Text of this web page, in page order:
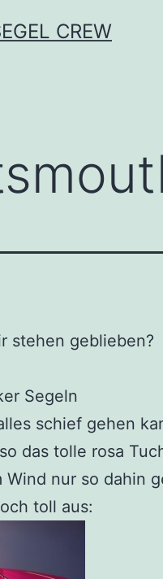
CREW
stehen geblieben?
Segeln
schief gehen
das tolle rosa
Wind nur so dahin
toll aus: